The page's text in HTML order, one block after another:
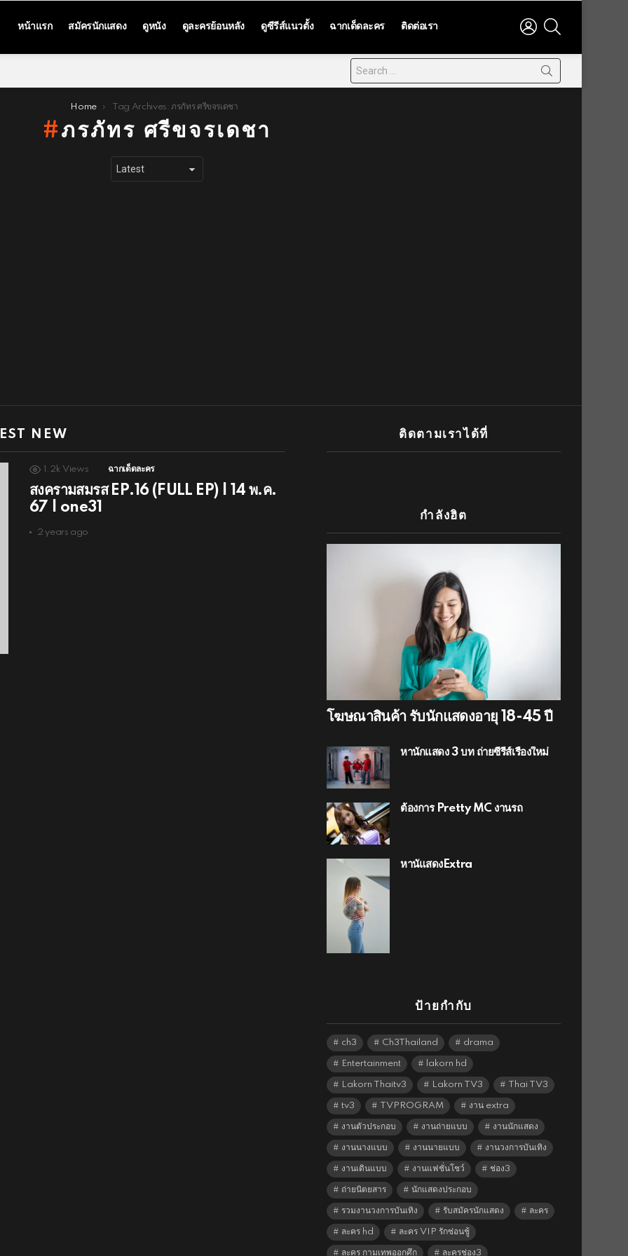
หน้าแรก สมัครนักแสดง ดูหนัง ดูละครย้อนหลัง ดูซีรีส์แนวตั้ง ฉากเด็ดละคร ติดต่อเรา
LOGIN
Home Tag Archives: ภรภัทร ศรีขจรเดชา
ภรภัทร ศรีขจรเดชา
NEW
1.2k Views ฉากเด็ดละคร
สงครามสมรส EP.16 (FULL EP) | 14 พ.ค.
67 | one31
2 years ago
ติดตามเราได้ที่
กำลังฮิต
โฆษณาสินค้า รับนักแสดงอายุ 18-45 ปี
หานักแสดง 3 บท ถ่ายซีรีส์เรื่องใหม่
ต้องการ Pretty MC งานรถ
หานัแสดงExtra
ป้ายกำกับ
ch3 Ch3Thailand drama
Entertainment lakorn hd
Lakorn Thaitv3 Lakorn TV3 Thai TV3
tv3 TVPROGRAM งาน extra
งานตัวประกอบ งานถ่ายแบบ งานนักแสดง
งานนางแบบ งานนายแบบ งานวงการบันเทิง
งานเดินแบบ งานแฟชั่นโชว์ ช่อง3
ถ่ายนิตยสาร นักแสดงประกอบ
รวมงานวงการบันเทิง รับสมัครนักแสดง ละคร
ละคร hd ละคร VIP รักซ่อนชู้
ละคร กามเทพออกศึก ละครช่อง3